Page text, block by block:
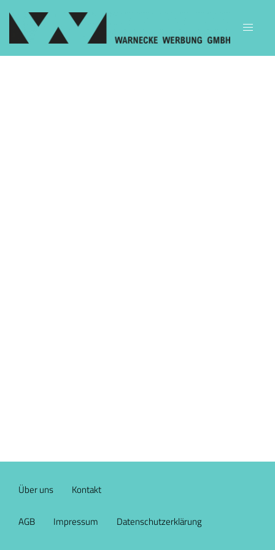
Über uns Kontakt
AGB Impressum Datenschutzerklärung